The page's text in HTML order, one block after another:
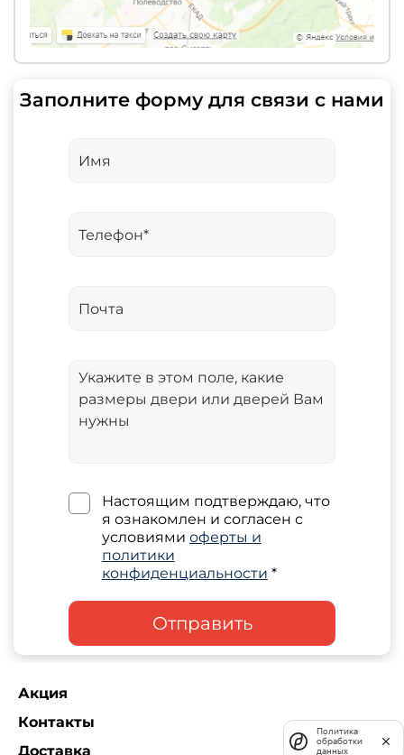
Заполните форму для связи с нами
Настоящим подтверждаю, что
я ознакомлен и согласен с
условиями оферты и
политики
конфиденциальности *
Отправить
Акция
Контакты
Доставка
Политика
обработки
данных